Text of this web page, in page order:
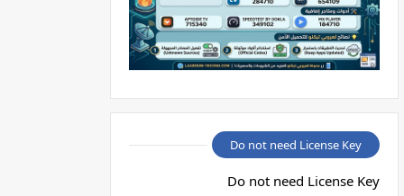
Do not need License Key
Do not need License Key